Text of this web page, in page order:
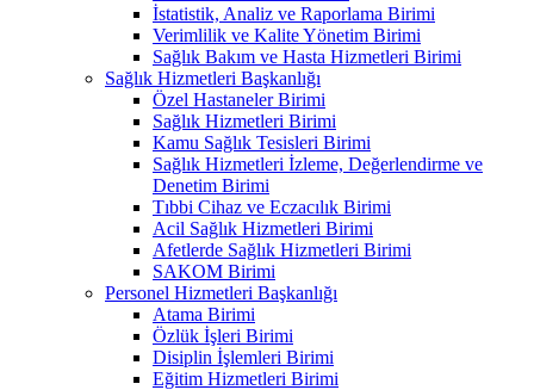
İstatistik, Analiz ve Raporlama Birimi
Verimlilik ve Kalite Yönetim Birimi
Sağlık Bakım ve Hasta Hizmetleri Birimi
Sağlık Hizmetleri Başkanlığı
Özel Hastaneler Birimi
Sağlık Hizmetleri Birimi
Kamu Sağlık Tesisleri Birimi
Sağlık Hizmetleri İzleme, Değerlendirme ve
Denetim Birimi
Tıbbi Cihaz ve Eczacılık Birimi
Acil Sağlık Hizmetleri Birimi
Afetlerde Sağlık Hizmetleri Birimi
SAKOM Birimi
Personel Hizmetleri Başkanlığı
Atama Birimi
Özlük İşleri Birimi
Disiplin İşlemleri Birimi
Eğitim Hizmetleri Birimi